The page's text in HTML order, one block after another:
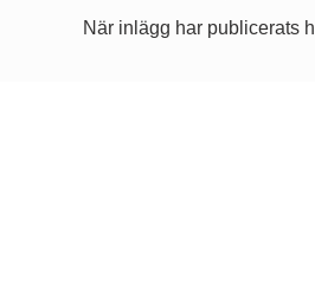
När inlägg har publicerats